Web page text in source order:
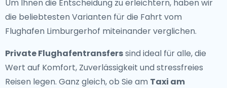
Um Ihnen die Entscheidung zu erleichtern, haben wir
die beliebtesten Varianten für die Fahrt vom
Flughafen Limburgerhof miteinander verglichen.
Private Flughafentransferssind ideal für alle, die
Wert auf Komfort, Zuverlässigkeit und stressfreies
Reisen legen. Ganz gleich, ob Sie am Taxi am